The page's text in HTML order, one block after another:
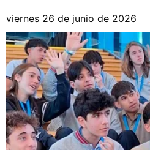
viernes 26 de junio de 2026